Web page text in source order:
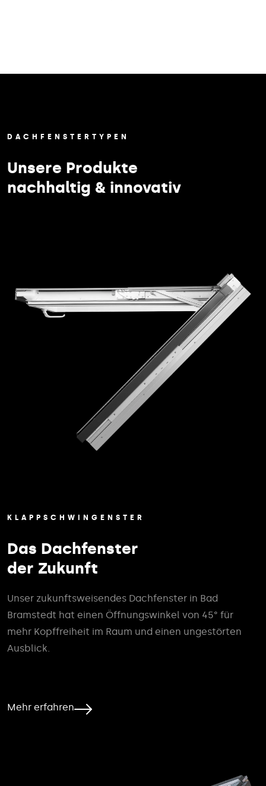
DACHFENSTERTYPEN
Unsere Produkte
nachhaltig & innovativ
KLAPPSCHWINGENSTER
Das Dachfenster
der Zukunft
Unser zukunftsweisendes Dachfenster in Bad
Bramstedt hat einen Öffnungswinkel von 45° für
mehr Kopffreiheit im Raum und einen ungestörten
Ausblick.
Mehr erfahren